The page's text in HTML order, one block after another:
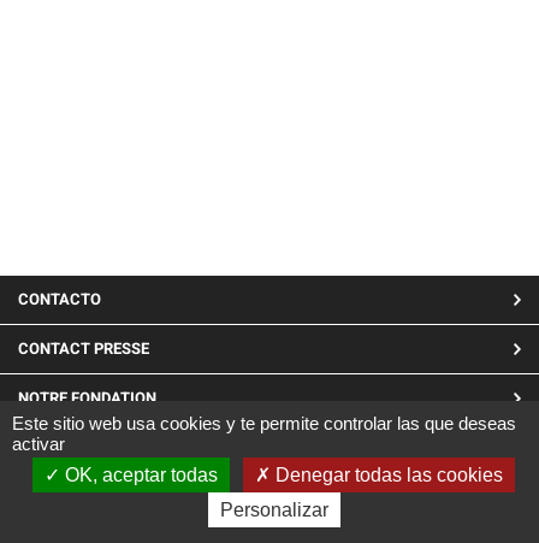
MENU
PIED
DE
PAGE
CONTACTO
CONTACT PRESSE
NOTRE FONDATION
LINKEDIN
Site réalisé par CARGO ©2019
Mentions Légales|Confidentialité et cookies
Este sitio web usa cookies y te permite controlar las que deseas
activar
OK, aceptar todas
Denegar todas las cookies
Personalizar